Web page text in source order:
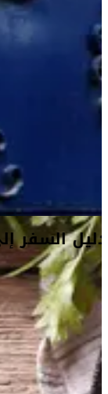
أفكار السفر
معلومات
المعلومات